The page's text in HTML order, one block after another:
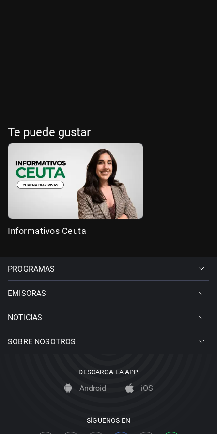
Te puede gustar
Informativos Ceuta
PROGRAMAS
EMISORAS
NOTICIAS
SOBRE NOSOTROS
DESCARGA LA APP
Android iOS
SÍGUENOS EN